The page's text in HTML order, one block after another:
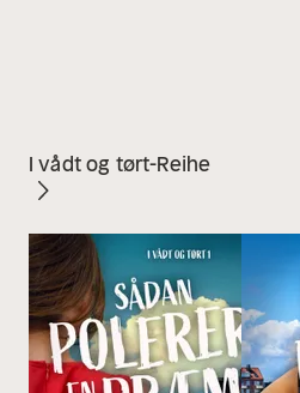
I vådt og tørt-Reihe